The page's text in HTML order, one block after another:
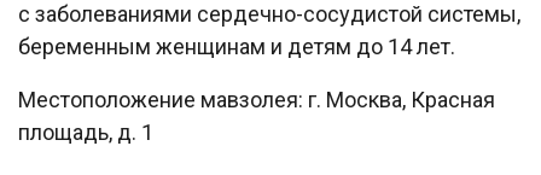
с заболеваниями сердечно-сосудистой системы,
беременным женщинам и детям до 14 лет.
Местоположение мавзолея: г. Москва, Красная
площадь, д. 1